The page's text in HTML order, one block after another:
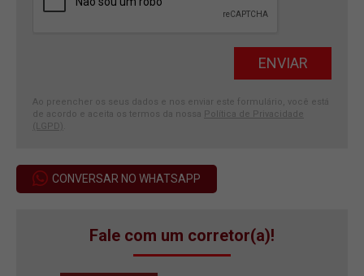
Ao preencher os seus dados e nos enviar este formulário, você está
de acordo e aceita os termos da nossa Política de Privacidade
(LGPD)
CONVERSAR NO WHATSAPP
Fale com um corretor(a)!